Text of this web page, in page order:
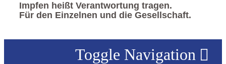
Impfen heißt Verantwortung tragen.
Für den Einzelnen und die Gesellschaft.
Toggle Navigation